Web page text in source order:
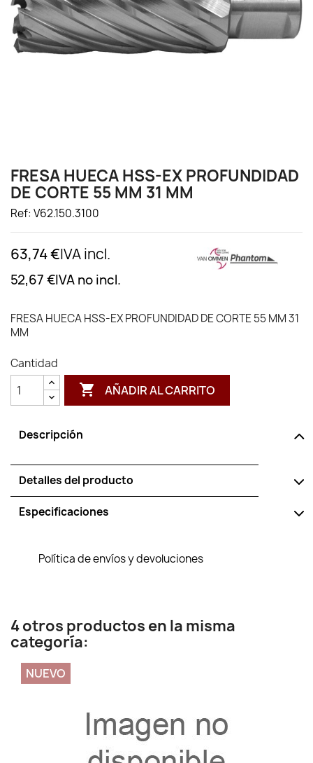
FRESA HUECA HSS-EX PROFUNDIDAD
DE CORTE 55 MM 31 MM
Ref: V62.150.3100
63,74 €IVA incl.
52,67 €IVA no incl.
FRESA HUECA HSS-EX PROFUNDIDAD DE CORTE 55 MM 31
MM
Cantidad
 AÑADIR AL CARRITO
Descripción
Detalles del producto
Especificaciones
Política de envíos y devoluciones
4 otros productos en la misma
categoría:
NUEVO